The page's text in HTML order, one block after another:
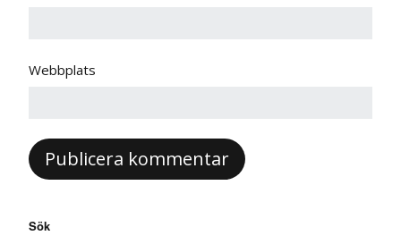
Webbplats
Sök